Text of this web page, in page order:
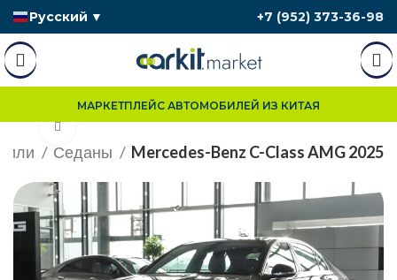
Русский ▼ +7 (952) 373-36-98
МАРКЕТПЛЕЙС АВТОМОБИЛЕЙ ИЗ КИТАЯ
Седаны Mercedes-Benz C-Class AMG 2025